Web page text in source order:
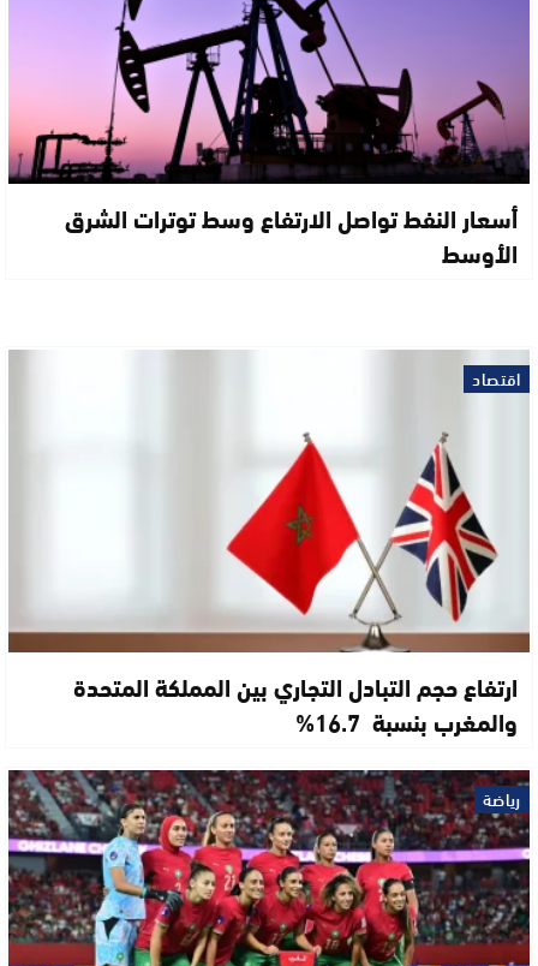
أسعار النفط تواصل الارتفاع وسط توترات الشرق
الأوسط
اقتصاد
ارتفاع حجم التبادل التجاري بين المملكة المتحدة
والمغرب بنسبة 16.7%
رياضة